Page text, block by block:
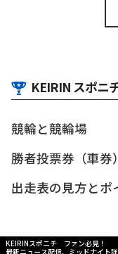
KEIRIN スポニ
競輪と競輪場
勝者投票券（車券
出走表の見方とポ
KEIRINスポニチ ファン必見！
最新ニュース配信、ミッドナイト